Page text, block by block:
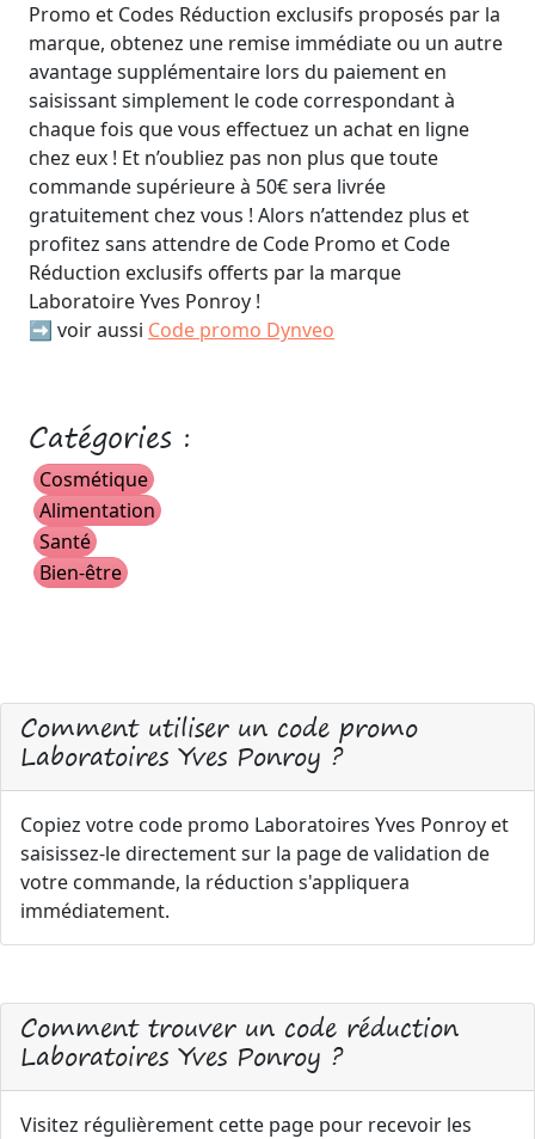
Promo et Codes Réduction exclusifs proposés par la
marque, obtenez une remise immédiate ou un autre
avantage supplémentaire lors du paiement en
saisissant simplement le code correspondant à
chaque fois que vous effectuez un achat en ligne
chez eux ! Et n’oubliez pas non plus que toute
commande supérieure à 50€ sera livrée
gratuitement chez vous ! Alors n’attendez plus et
profitez sans attendre de Code Promo et Code
Réduction exclusifs offerts par la marque
Laboratoire Yves Ponroy !
➡️ voir aussi Code promo Dynveo
Catégories :
Cosmétique
Alimentation
Santé
Bien-être
Comment utiliser un code promo
Laboratoires Yves Ponroy ?
Copiez votre code promo Laboratoires Yves Ponroy et
saisissez-le directement sur la page de validation de
votre commande, la réduction s'appliquera
immédiatement.
Comment trouver un code réduction
Laboratoires Yves Ponroy ?
Visitez régulièrement cette page pour recevoir les